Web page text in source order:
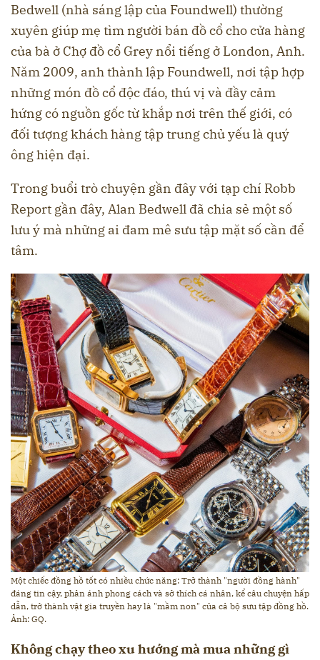
Bedwell (nhà sáng lập của Foundwell) thường
xuyên giúp mẹ tìm người bán đồ cổ cho cửa hàng
của bà ở Chợ đồ cổ Grey nổi tiếng ở London, Anh.
Năm 2009, anh thành lập Foundwell, nơi tập hợp
những món đồ cổ độc đáo, thú vị và đầy cảm
hứng có nguồn gốc từ khắp nơi trên thế giới, có
đối tượng khách hàng tập trung chủ yếu là quý
ông hiện đại.
Trong buổi trò chuyện gần đây với tạp chí Robb
Report gần đây, Alan Bedwell đã chia sẻ một số
lưu ý mà những ai đam mê sưu tập mặt số cần để
tâm.
Một chiếc đồng hồ tốt có nhiều chức năng: Trở thành "người đồng hành"
đáng tin cậy, phản ánh phong cách và sở thích cá nhân, kể câu chuyện hấp
dẫn, trở thành vật gia truyền hay là "mầm non" của cả bộ sưu tập đồng hồ.
Ảnh: GQ.
Không chạy theo xu hướng mà mua những gì